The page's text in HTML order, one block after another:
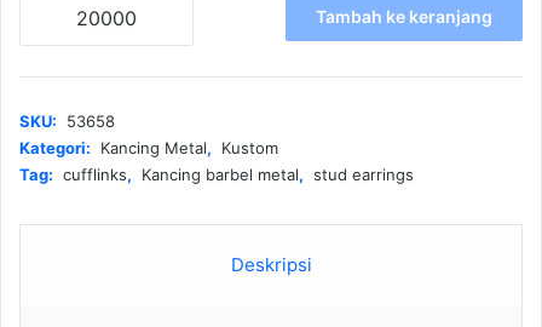
metal
Tambah ke keranjang
SKU:
53658
Kategori:
Kancing Metal,
Kustom
Tag: cufflinks, Kancing barbel metal, stud earrings
Deskripsi